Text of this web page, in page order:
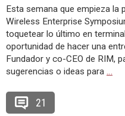
Esta semana que empieza la
Wireless Enterprise
toquetear lo último en
oportunidad de hacer una
Fundador y co-CEO de RIM,
sugerencias o ideas para …
21